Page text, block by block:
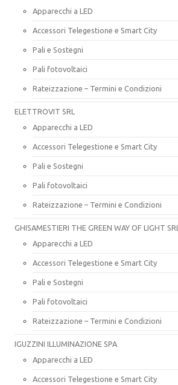
Apparecchi a LED
Accessori Telegestione e Smart City
Pali e Sostegni
Pali fotovoltaici
Rateizzazione – Termini e Condizioni
ELETTROVIT SRL
Apparecchi a LED
Accessori Telegestione e Smart City
Pali e Sostegni
Pali fotovoltaici
Rateizzazione – Termini e Condizioni
GHISAMESTIERI THE GREEN WAY OF LIGHT SRL
Apparecchi a LED
Accessori Telegestione e Smart City
Pali e Sostegni
Pali fotovoltaici
Rateizzazione – Termini e Condizioni
IGUZZINI ILLUMINAZIONE SPA
Apparecchi a LED
Accessori Telegestione e Smart City